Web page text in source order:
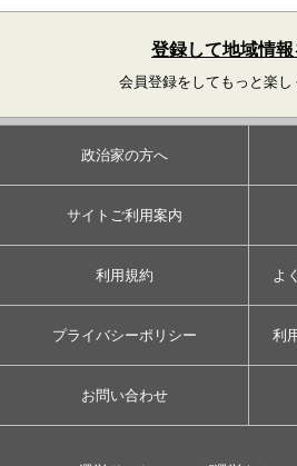
登録して地域情
会員登録をしてもっと楽し
政治家の方へ
サイトご利用案内
利用規約 よ
プライバシーポリシー 利
お問い合わせ